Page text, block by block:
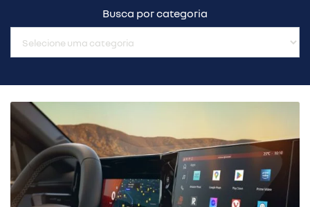
Busca por categoria